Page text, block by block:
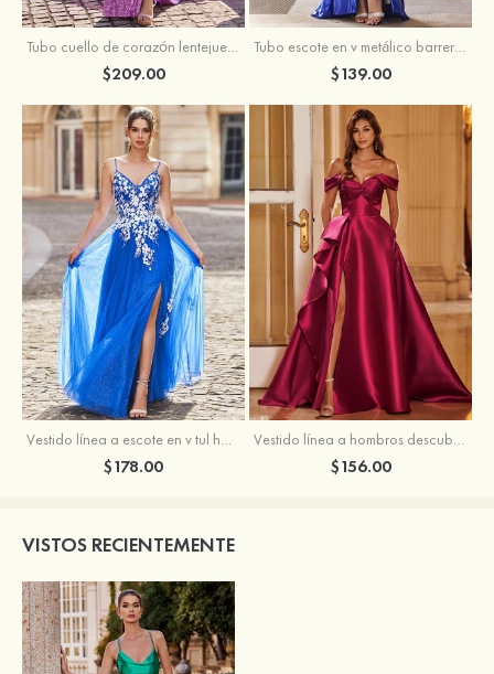
Tubo cuello de corazón lentejuelas barrer tren vestido de graduación
$209.00 $139.00
Vestido línea a escote en v tul hasta el suelo vestido de graduación
$178.00
Vestido línea a hombros descubiertos satén barrer tren vestido de graduación
$156.00
VISTOS RECIENTEMENTE